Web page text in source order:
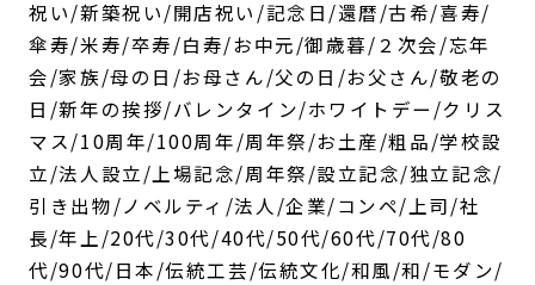
祝い/新築祝い/開店祝い/記念日/還暦/古希/喜寿/
傘寿/米寿/卒寿/白寿/お中元/御歳暮/２次会/忘年
会/家族/母の日/お母さん/父の日/お父さん/敬老の
日/新年の挨拶/バレンタイン/ホワイトデー/クリス
マス/10周年/100周年/周年祭/お土産/粗品/学校設
立/法人設立/上場記念/周年祭/設立記念/独立記念/
引き出物/ノベルティ/法人/企業/コンペ/上司/社
長/年上/20代/30代/40代/50代/60代/70代/80
代/90代/日本/伝統工芸/伝統文化/和風/和/モダン/